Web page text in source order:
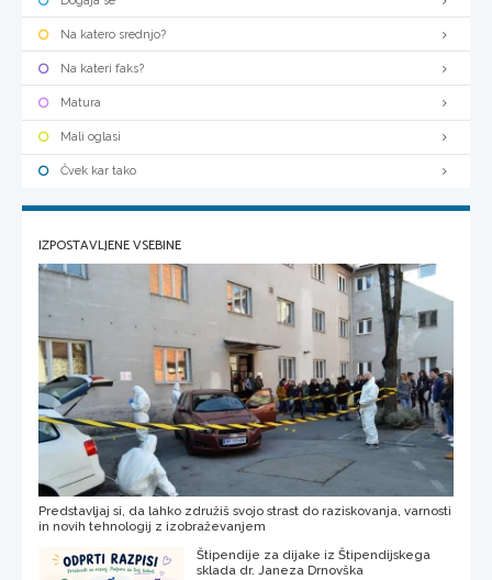
Na katero srednjo?
Na kateri faks?
Matura
Mali oglasi
Čvek kar tako
IZPOSTAVLJENE VSEBINE
Predstavljaj si, da lahko združiš svojo strast do raziskovanja, varnosti
in novih tehnologij z izobraževanjem
Štipendije za dijake iz Štipendijskega
sklada dr. Janeza Drnovška